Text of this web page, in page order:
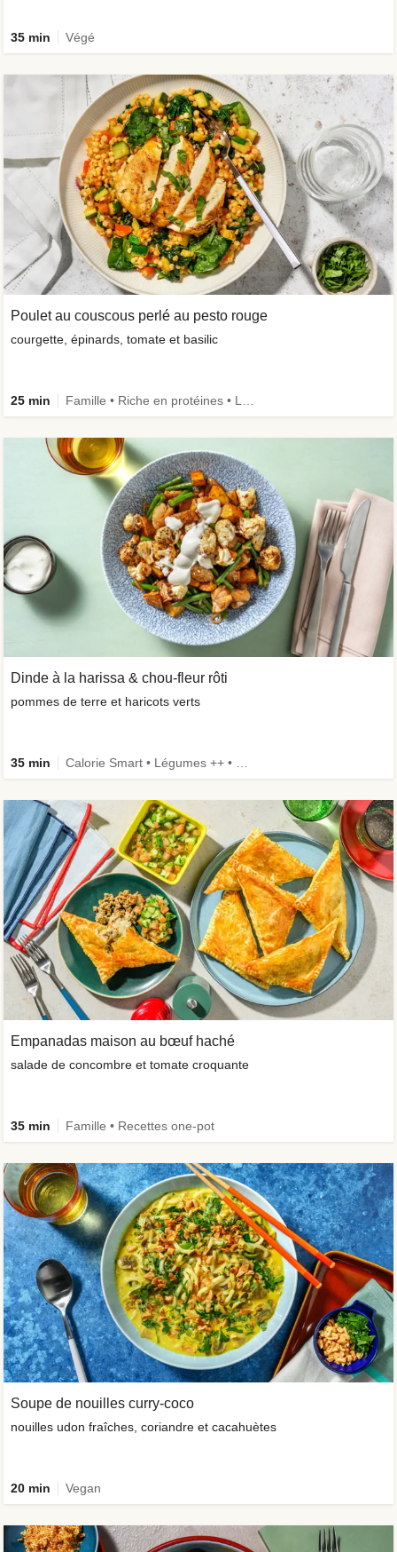
Dinde à la harissa & chou-fleur rôti
pommes de terre et haricots verts
35 min
35 min Végé
Poulet au couscous perlé au pesto rouge
courgette, épinards, tomate et basilic
25 min
Empanadas maison au bœuf haché
salade de concombre et tomate croquante
35 min Famille • Recettes one-pot
Soupe de nouilles curry-coco
nouilles udon fraîches, coriandre et cacahuètes
20 min Vegan